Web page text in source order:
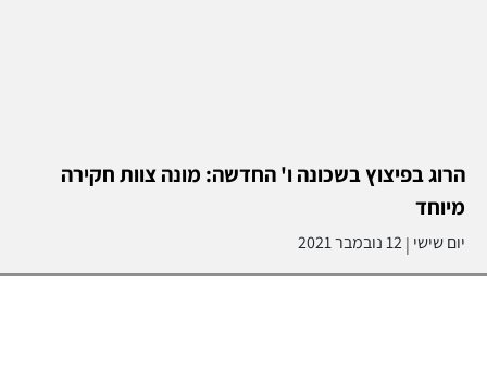
הרוג בפיצוץ בשכונה ו' החדשה: מונה צוות חקירה
מיוחד
יום שישי |12 נובמבר 2021